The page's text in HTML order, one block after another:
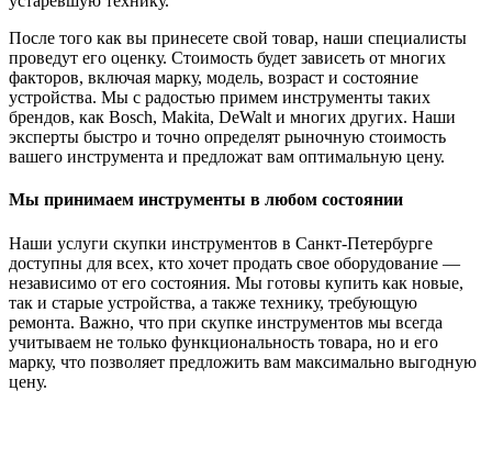
После того как вы принесете свой товар, наши специалисты
проведут его оценку. Стоимость будет зависеть от многих
факторов, включая марку, модель, возраст и состояние
устройства. Мы с радостью примем инструменты таких
брендов, как Bosch, Makita, DeWalt и многих других. Наши
эксперты быстро и точно определят рыночную стоимость
вашего инструмента и предложат вам оптимальную цену.
Мы принимаем инструменты в любом состоянии
Наши услуги скупки инструментов в Санкт-Петербурге
доступны для всех, кто хочет продать свое оборудование —
независимо от его состояния. Мы готовы купить как новые,
так и старые устройства, а также технику, требующую
ремонта. Важно, что при скупке инструментов мы всегда
учитываем не только функциональность товара, но и его
марку, что позволяет предложить вам максимально выгодную
цену.